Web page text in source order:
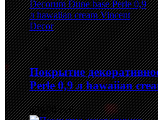
Покрытие
Perle 0,9 л hawaiian
839,00 руб.